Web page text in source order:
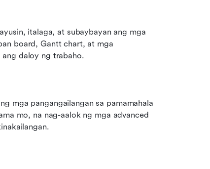
italaga, at subaybayan ang mga
board, Gantt chart, at mga
daloy ng trabaho.
mga pangangailangan sa pamamahala
mo, na nag-aalok ng mga advanced